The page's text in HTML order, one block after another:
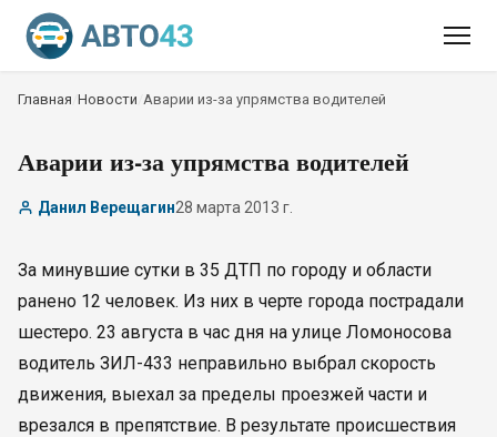
Главная Новости Аварии из-за упрямства водителей
Аварии из-за упрямства водителей
Данил Верещагин28 марта 2013 г.
За минувшие сутки в 35 ДТП по городу и области
ранено 12 человек. Из них в черте города пострадали
шестеро. 23 августа в час дня на улице Ломоносова
водитель ЗИЛ-433 неправильно выбрал скорость
движения, выехал за пределы проезжей части и
врезался в препятствие. В результате происшествия